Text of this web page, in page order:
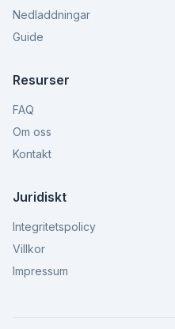
Nedladdningar
Guide
Resurser
FAQ
Om oss
Kontakt
Juridiskt
Integritetspolicy
Villkor
Impressum